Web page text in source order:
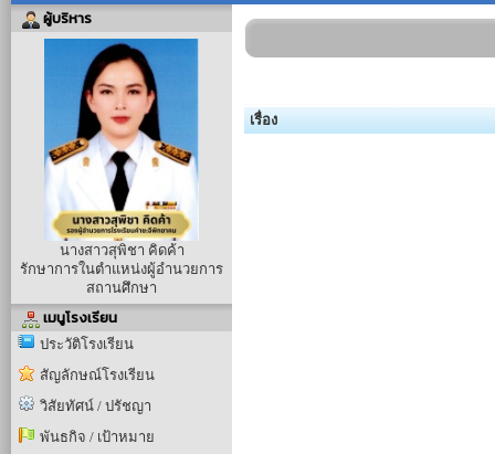
ผู้บริหาร
นางสาวสุพิชา คิดค้า
รักษาการในตำแหน่งผู้อำนวยการ
สถานศึกษา
เมนูโรงเรียน
ประวัติโรงเรียน
สัญลักษณ์โรงเรียน
วิสัยทัศน์ / ปรัชญา
พันธกิจ / เป้าหมาย
เรื่อง